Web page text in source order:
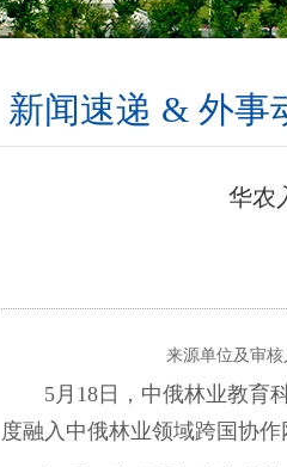
新闻速递 & 外事
华农
来源单位及审
5月18日，中俄林业教育
度融入中俄林业领域跨国协